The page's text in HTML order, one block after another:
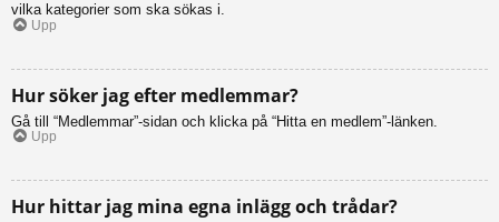
vilka kategorier som ska sökas i.
Upp
Hur söker jag efter medlemmar?
Gå till “Medlemmar”-sidan och klicka på “Hitta en medlem”-länken.
Upp
Hur hittar jag mina egna inlägg och trådar?